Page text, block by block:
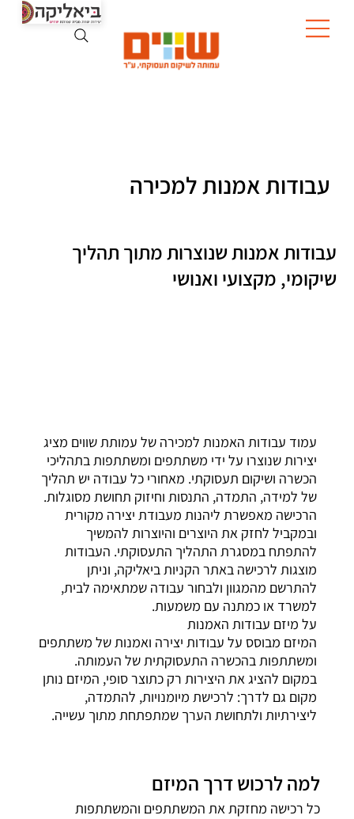
עבודות אמנות למכירה
עבודות אמנות שנוצרות מתוך תהליך
שיקומי, מקצועי ואנושי
עמוד עבודות האמנות למכירה של עמותת שווים מציג
יצירות שנוצרו על ידי משתתפים ומשתתפות בתהליכי
הכשרה ושיקום תעסוקתי. מאחורי כל עבודה יש תהליך
של למידה, התמדה, התנסות וחיזוק תחושת מסוגלות.
הרכישה מאפשרת ליהנות מעבודת יצירה מקורית
ובמקביל לחזק את היוצרים והיוצרות להמשיך
להתפתח במסגרת התהליך התעסוקתי. העבודות
מוצגות לרכישה באתר הקניות ביאליקה, וניתן
להתרשם מהמגוון ולבחור עבודה שמתאימה לבית,
למשרד או כמתנה עם משמעות.
על מיזם עבודות האמנות
המיזם מבוסס על עבודות יצירה ואמנות של משתתפים
ומשתתפות בהכשרה התעסוקתית של העמותה.
במקום להציג את היצירות רק כתוצר סופי, המיזם נותן
מקום גם לדרך: לרכישת מיומנויות, להתמדה,
ליצירתיות ולתחושת הערך שמתפתחת מתוך עשייה.
למה לרכוש דרך המיזם
כל רכישה מחזקת את המשתתפים והמשתתפות